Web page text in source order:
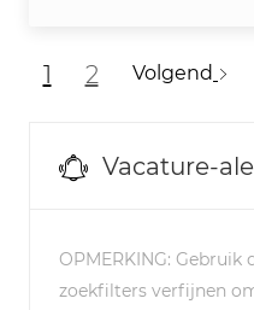
1 2 Volgend
Vacature-
OPMERKING: Gebruik
zoekfilters verfijnen